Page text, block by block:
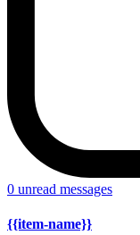
0 unread messages
{{item-name}}